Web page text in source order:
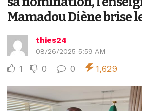
Mamadou Diène brise
thies24
08/26/2025 5:59 AM
1 0 0 1,629